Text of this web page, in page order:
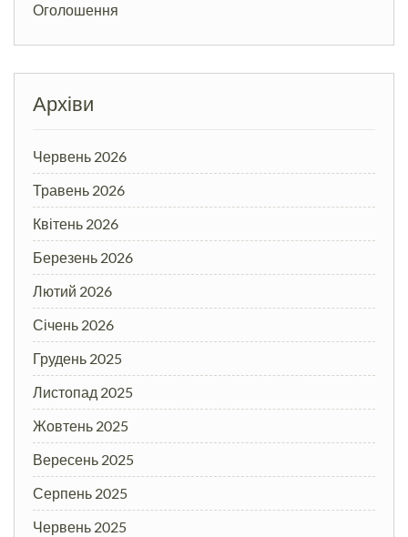
Оголошення
Архіви
Червень 2026
Травень 2026
Квітень 2026
Березень 2026
Лютий 2026
Січень 2026
Грудень 2025
Листопад 2025
Жовтень 2025
Вересень 2025
Серпень 2025
Червень 2025